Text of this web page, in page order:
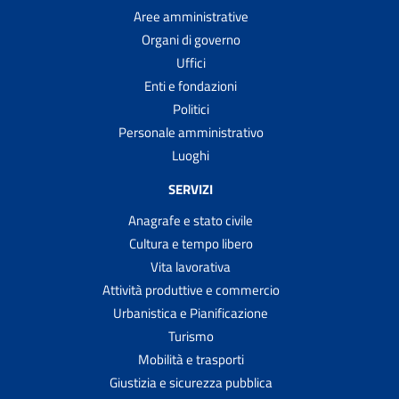
Aree amministrative
Organi di governo
Uffici
Enti e fondazioni
Politici
Personale amministrativo
Luoghi
SERVIZI
Anagrafe e stato civile
Cultura e tempo libero
Vita lavorativa
Attività produttive e commercio
Urbanistica e Pianificazione
Turismo
Mobilità e trasporti
Giustizia e sicurezza pubblica